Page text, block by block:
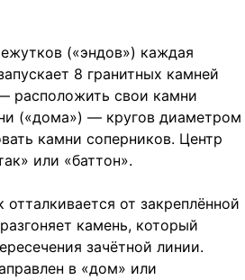
(«эндов») каждая
8 гранитных камней
расположить свои камни
(«дома») — кругов диаметром
камни соперников. Центр
или «баттон».
отталкивается от закреплённой
камень, который
зачётной линии.
в «дом» или